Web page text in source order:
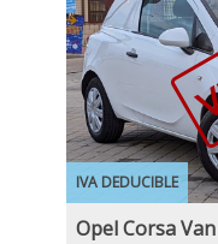
IVA DEDUCIBLE